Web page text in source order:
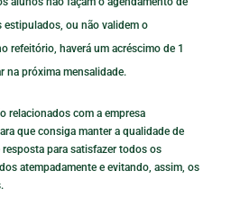
ou não validem o
refeitório, haverá um acréscimo de 1
na próxima mensalidade.
relacionados com a empresa
que consiga manter a qualidade de
para satisfazer todos os
atempadamente e evitando, assim, os